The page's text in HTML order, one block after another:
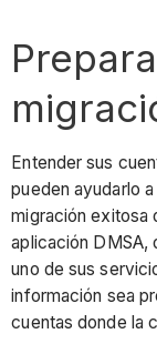
Entender sus
pueden ayudarlo
migración exitosa
aplicación DMSA,
uno de sus
información sea
cuentas donde la